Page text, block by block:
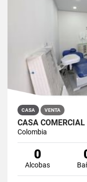
CASA VENTA
CASA
Colombia
0
Alcobas